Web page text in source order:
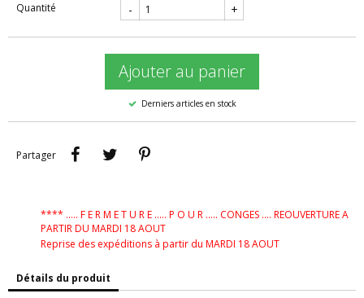
Quantité - +
Ajouter au panier
Derniers articles en stock
Partager
Partager Tweet
**** ..... F E R M E T U R E ..... P O U R ..... CONGES .... REOUVERTURE A
PARTIR DU MARDI 18 AOUT
Reprise des expéditions à partir du MARDI 18 AOUT
Détails du produit